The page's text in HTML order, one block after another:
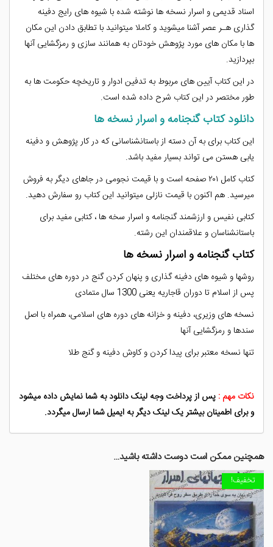
اسناد قدیمی و اسرار نسخه ها نوشته شده با شیوه های رایج دفینه
گذاری هـر عصر آشنا میشوید و کاملا میتوانید با تطابق دادن این مکان
ها با مکان های مورد پژوهش خودتان به همانند سازی و رمزگشایی آنها
بپردازید.
در این کتاب آیین های مربوط به تدفین ادوار و تاریخچه حکومت ها به
طور مختصر در این کتاب شرح داده شده است.
دانلود کتاب گنجنامه و اسرار نسخه ها
این کتاب برای به آن دسته از باستانشناسانی که در کار پژوهش و دفینه
یابی هستن می تواند بسیار مفید باشد.
کتاب کامل ۲۰۱ صفحه است و با قیمت نجومی در جاهای دیگر به فروش
میرسید. هم اکنون با قیمت نازلی میتوانید این کتاب رو سفارش دهید.
کتابی نفیس و ارزشمند گنجنامه و اسرار سخه ها ، کتابی مفید برای
باستانشناسان و علاقمندان این رشته.
کتاب گنجنامه و اسرار نسخه ها
روشها و شیوه های دفینه گذاری و پنهان کردن گنج در دوره های مختلف
پس از اسلام تا دوران قاجاریه یعنی 1300 سال متمادی
نسخه های وزیری، دفینه و خزانه های دوره های اسلامی، همراه با اصل
سندها و رمزگشایی آنها
تنها نسخه معتبر برای پیدا کردن و کاوش دفینه و گنج طلا
نکات مهم : پس از پرداخت وجه لینک دانلود به شما نمایش داده میشود
و برای اطمینان بیشتر یک لینک دیگر به ایمیل شما ارسال میگردد.
همچنین ممکن است دوست داشته باشید…
تخفیف!